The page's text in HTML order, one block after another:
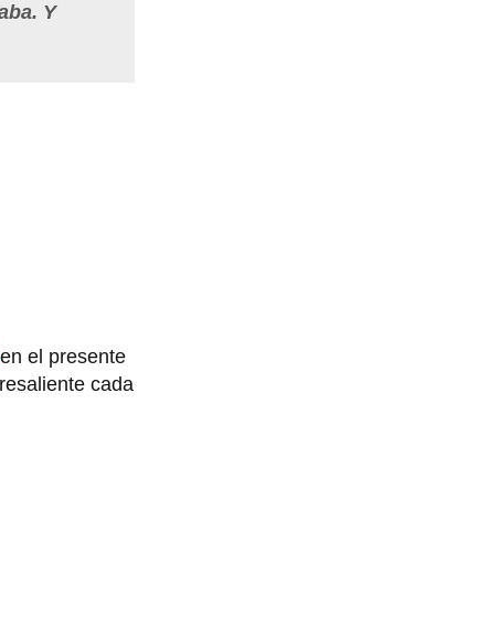
Y
en el presente
cada